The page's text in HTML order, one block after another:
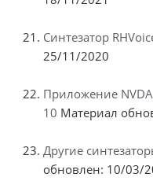
Синтезатор
25/11/2020
Приложение
10 Материал
Другие
обновлен: 10/03/